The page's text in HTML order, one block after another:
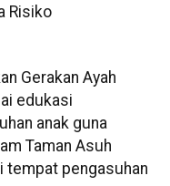
Risiko
Gerakan Ayah
edukasi
anak guna
Taman Asuh
tempat pengasuhan